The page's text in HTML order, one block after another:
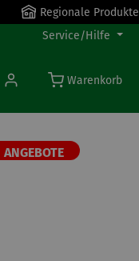
Regionale Produkte
Service/Hilfe
Warenkorb
ANGEBOTE